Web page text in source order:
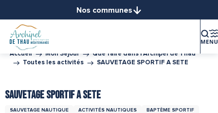
contenu
principal
Nos communes
Bouzigues
Frontignan
Loupian
Marseillan
Accueil Mon Séjour
Que faire dans l’Archipel de Thau
Toutes les activités
SAUVETAGE SPORTIF A SETE
SAUVETAGE SPORTIF A SETE
SAUVETAGE NAUTIQUE ACTIVITÉS NAUTIQUES
BAPTÈME SPORTIF